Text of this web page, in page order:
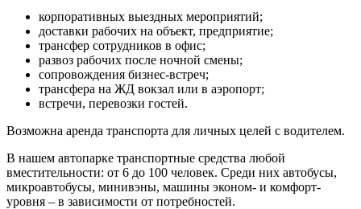
корпоративных выездных мероприятий;
доставки рабочих на объект, предприятие;
трансфер сотрудников в офис;
развоз рабочих после ночной смены;
сопровождения бизнес-встреч;
трансфера на ЖД вокзал или в аэропорт;
встречи, перевозки гостей.
Возможна аренда транспорта для личных целей с водителем.
В нашем автопарке транспортные средства любой
вместительности: от 6 до 100 человек. Среди них автобусы,
микроавтобусы, минивэны, машины эконом- и комфорт-
уровня – в зависимости от потребностей.